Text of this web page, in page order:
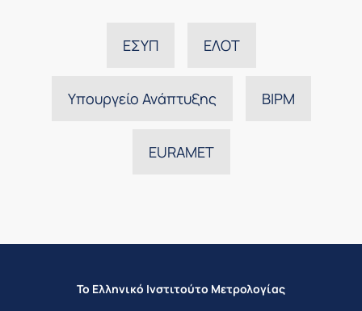
ΕΣΥΠ ΕΛΟΤ
Υπουργείο Ανάπτυξης BIPM
EURAMET
Το Ελληνικό Ινστιτούτο Μετρολογίας